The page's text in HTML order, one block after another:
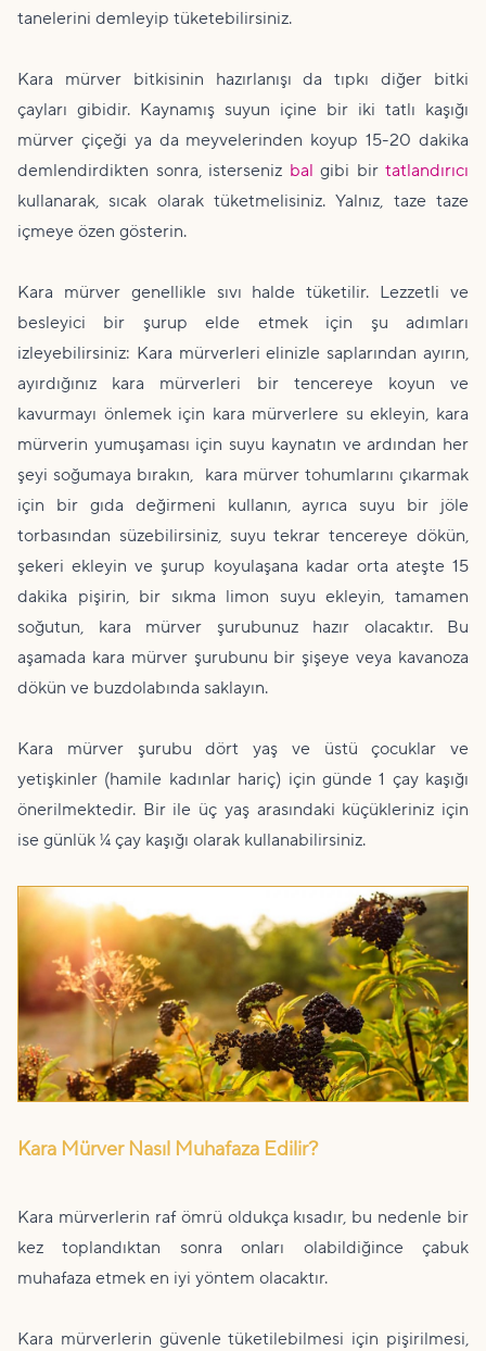
tanelerini demleyip tüketebilirsiniz.
Kara mürver bitkisinin hazırlanışı da tıpkı diğer bitki
çayları gibidir. Kaynamış suyun içine bir iki tatlı kaşığı
mürver çiçeği ya da meyvelerinden koyup 15-20 dakika
demlendirdikten sonra, isterseniz bal gibi bir tatlandırıcı
kullanarak, sıcak olarak tüketmelisiniz. Yalnız, taze taze
içmeye özen gösterin.
Kara mürver genellikle sıvı halde tüketilir. Lezzetli ve
besleyici bir şurup elde etmek için şu adımları
izleyebilirsiniz: Kara mürverleri elinizle saplarından ayırın,
ayırdığınız kara mürverleri bir tencereye koyun ve
kavurmayı önlemek için kara mürverlere su ekleyin, kara
mürverin yumuşaması için suyu kaynatın ve ardından her
şeyi soğumaya bırakın, kara mürver tohumlarını çıkarmak
için bir gıda değirmeni kullanın, ayrıca suyu bir jöle
torbasından süzebilirsiniz, suyu tekrar tencereye dökün,
şekeri ekleyin ve şurup koyulaşana kadar orta ateşte 15
dakika pişirin, bir sıkma limon suyu ekleyin, tamamen
soğutun, kara mürver şurubunuz hazır olacaktır. Bu
aşamada kara mürver şurubunu bir şişeye veya kavanoza
dökün ve buzdolabında saklayın.
Kara mürver şurubu dört yaş ve üstü çocuklar ve
yetişkinler (hamile kadınlar hariç) için günde 1 çay kaşığı
önerilmektedir. Bir ile üç yaş arasındaki küçükleriniz için
ise günlük ¼ çay kaşığı olarak kullanabilirsiniz.
Kara Mürver Nasıl Muhafaza Edilir?
Kara mürverlerin raf ömrü oldukça kısadır, bu nedenle bir
kez toplandıktan sonra onları olabildiğince çabuk
muhafaza etmek en iyi yöntem olacaktır.
Kara mürverlerin güvenle tüketilebilmesi için pişirilmesi,